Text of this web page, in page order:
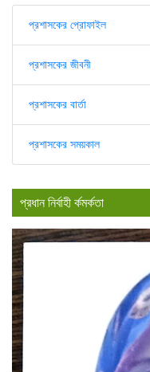
প্রশাসকের প্রোফাইল
প্রশাসকের জীবনী
প্রশাসকের বার্তা
প্রশাসকের সময়কাল
প্রধান নির্বাহী র্কমর্কতা